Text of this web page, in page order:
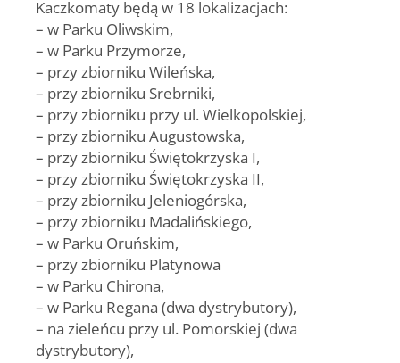
Kaczkomaty będą w 18 lokalizacjach:
– w Parku Oliwskim,
– w Parku Przymorze,
– przy zbiorniku Wileńska,
– przy zbiorniku Srebrniki,
– przy zbiorniku przy ul. Wielkopolskiej,
– przy zbiorniku Augustowska,
– przy zbiorniku Świętokrzyska I,
– przy zbiorniku Świętokrzyska II,
– przy zbiorniku Jeleniogórska,
– przy zbiorniku Madalińskiego,
– w Parku Oruńskim,
– przy zbiorniku Platynowa
– w Parku Chirona,
– w Parku Regana (dwa dystrybutory),
– na zieleńcu przy ul. Pomorskiej (dwa
dystrybutory),